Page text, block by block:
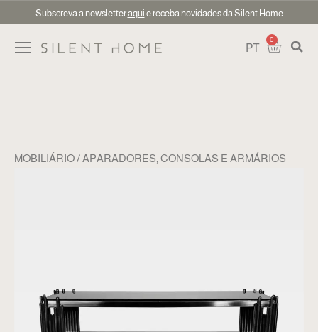
Subscreva a newsletteraqui e receba novidades da Silent Home
PT
0
MOBILIÁRIO APARADORES, CONSOLAS E ARMÁRIOS